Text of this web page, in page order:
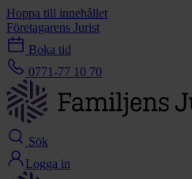
Hoppa till innehållet
Företagarens Jurist
Boka tid
0771-77 10 70
Sök
Logga in